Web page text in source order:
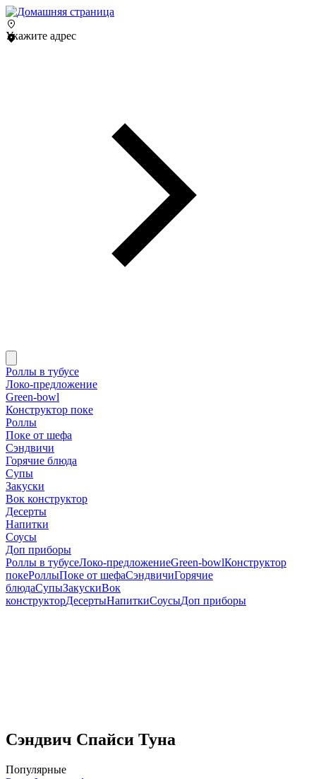
Укажите адрес
Роллы в тубусе
Локо-предложение
Green-bowl
Конструктор поке
Роллы
Поке от шефа
Сэндвичи
Горячие блюда
Супы
Закуски
Вок конструктор
Десерты
Напитки
Соусы
Доп приборы
Роллы в тубусеЛоко-предложениеGreen-bowlКонструктор
покеРоллыПоке от шефаСэндвичиГорячие
блюдаСупыЗакускиВок
конструкторДесертыНапиткиСоусыДоп приборы
Сэндвич Спайси Туна
Популярные